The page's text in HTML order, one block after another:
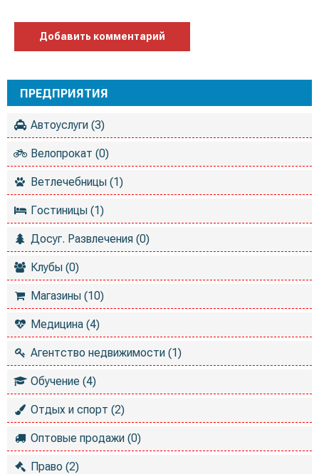
Добавить комментарий
ПРЕДПРИЯТИЯ
Автоуслуги (3)
Велопрокат (0)
Ветлечебницы (1)
Гостиницы (1)
Досуг. Развлечения (0)
Клубы (0)
Магазины (10)
Медицина (4)
Агентство недвижимости (1)
Обучение (4)
Отдых и спорт (2)
Оптовые продажи (0)
Право (2)